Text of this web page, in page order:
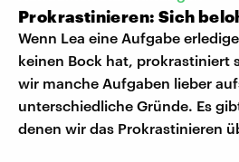
Prokrastinieren: Sich
Wenn Lea eine Aufgabe
keinen Bock hat, prokrastiniert
wir manche Aufgaben lieber
unterschiedliche Gründe. Es
denen wir das Prokrastinieren